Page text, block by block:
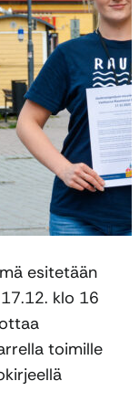
esitetään
klo 16
toimille